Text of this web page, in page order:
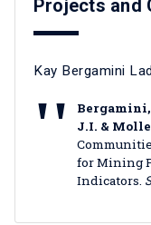
Projects and
Kay Bergamini
Bergamini,
J.I. &
for Mining
Indicators.